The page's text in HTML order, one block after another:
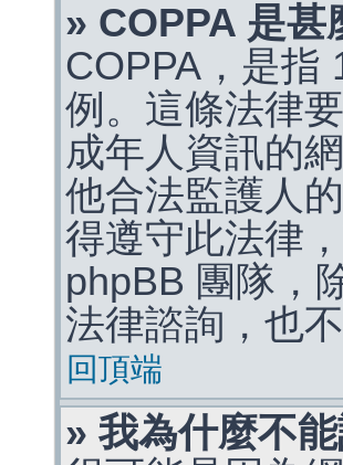
» COPPA 是甚
COPPA，是指
例。這條法律
成年人資訊的
他合法監護人
得遵守此法律
phpBB 團隊，
法律諮詢，也
回頂端
» 我為什麼不能